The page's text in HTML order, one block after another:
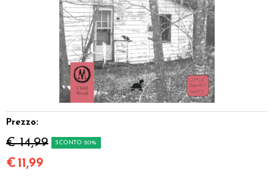
Giocattoli e Gadget
Prezzo:
€ 14,99 SCONTO 20%
€ 11,99